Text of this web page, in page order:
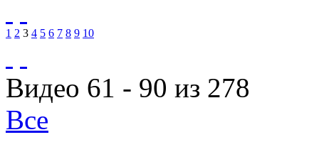
1 2 3 4 5 6 7 8 9 10
Видео 61 - 90 из 278
Все